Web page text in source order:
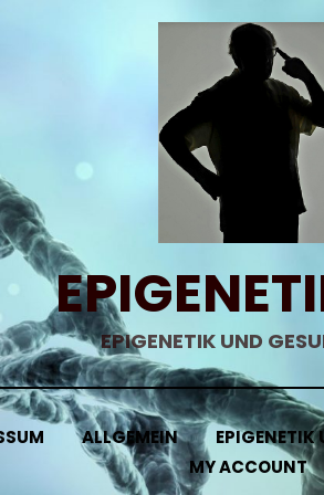
EPIGENETIK UND
ALLGEMEIN EPIGENETIK
MY ACCOUNT